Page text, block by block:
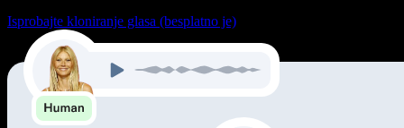
Isprobajte kloniranje glasa (besplatno je)